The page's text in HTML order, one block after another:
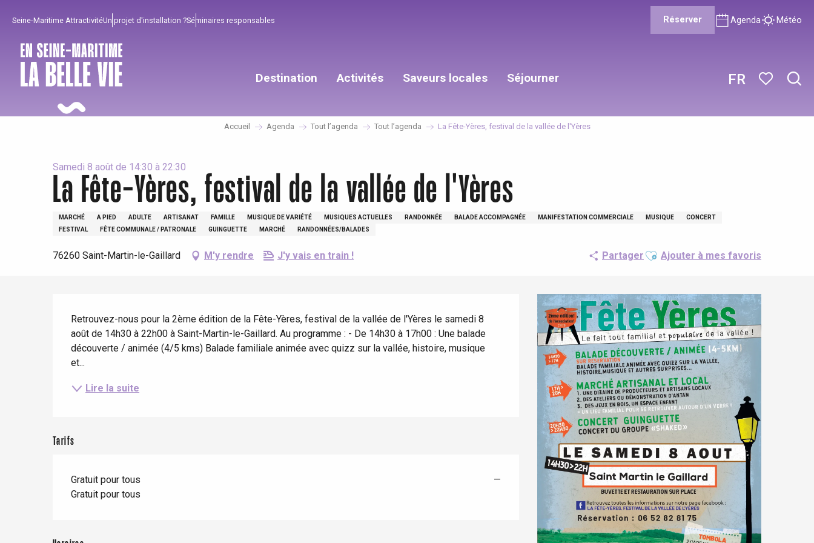
principal
FR
Seine-Maritime AttractivitéUn projet d'installation ?Séminaires responsables Réserver Agenda Météo
Destination Activités
Pour profiter
Tout l'agenda
Avec les enfants
Entre amis
Saveurs locales
Incontournables
Lieux branchés
Séjourner
Bien de chez nous !
Séjours en bord de
Accueil Agenda Tout l’agenda Tout l’agenda La Fête-Yères, festival de la vallée de l'Yères
Samedi 8 août de 14:30 à 22:30
La Fête-Yères, festival de la vallée de l'Yères
MARCHÉ A PIED ADULTE ARTISANAT FAMILLE MUSIQUE DE VARIÉTÉ MUSIQUES ACTUELLES RANDONNÉE BALADE ACCOMPAGNÉE MANIFESTATION COMMERCIALE MUSIQUE
CONCERT
FESTIVAL
FÊTE COMMUNALE / PATRONALE GUINGUETTE MARCHÉ RANDONNÉES/BALADES
76260 Saint-Martin-le-Gaillard M'y rendre J'y vais en train ! Partager Ajouter aux favoris
Ajouter à mes favoris
Retrouvez-nous pour la 2ème édition de la Fête-Yères, festival de la vallée de l'Yères le samedi 8
août de 14h30 à 22h00 à Saint-Martin-le-Gaillard. Au programme : - De 14h30 à 17h00 : Une balade
découverte / animée (4/5 kms) Balade familiale animée avec quizz sur la vallée, histoire, musique
et...
Lire la suite
Tarifs
Gratuit pour tous
—
Gratuit pour tous